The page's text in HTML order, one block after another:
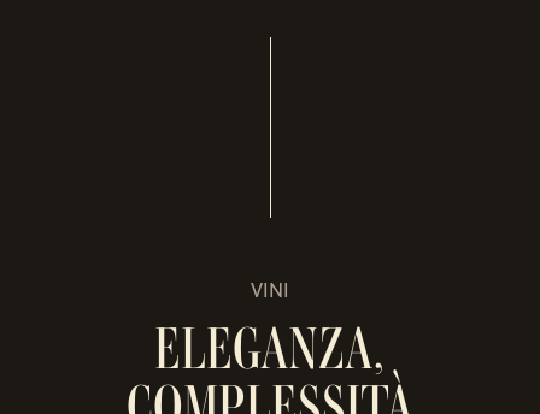
VINI
ELEGANZA,